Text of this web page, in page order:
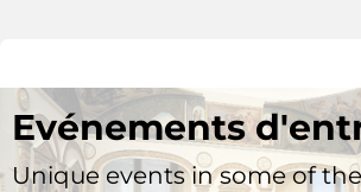
Evénements
Unique events in some of